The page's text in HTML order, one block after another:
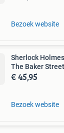
Bezoek website
Sherlock
The Baker
€ 45,95
Bezoek website